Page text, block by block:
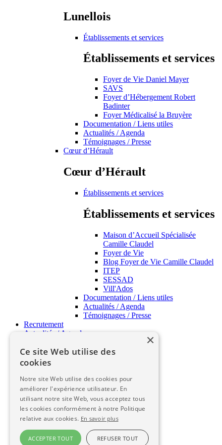
Lunellois
Établissements et services
Établissements et services
Foyer de Vie Daniel Mayer
SAVS
Foyer d’Hébergement Robert
Badinter
Foyer Médicalisé la Bruyère
Documentation / Liens utiles
Actualités / Agenda
Témoignages / Presse
Cœur d’Hérault
Cœur d’Hérault
Établissements et services
Établissements et services
Maison d’Accueil Spécialisée
Camille Claudel
Foyer de Vie
Blog Foyer de Vie Camille Claudel
ITEP
SESSAD
Vill'Ados
Documentation / Liens utiles
Actualités / Agenda
Témoignages / Presse
Recrutement
Actualités / Agenda
APSH34 Pratique
Contact
Qualité
Témoignages
Glossaire
Documentation
×
Ce site Web utilise des
cookies
Notre site Web utilise des cookies pour
améliorer l'expérience utilisateur. En
utilisant notre site Web, vous acceptez tous
les cookies conformément à notre Politique
relative aux cookies. En savoir plus
ACCEPTER TOUT REFUSER TOUT